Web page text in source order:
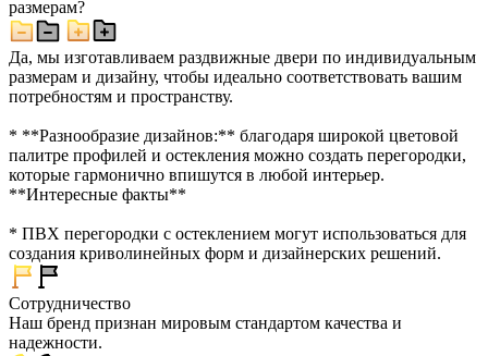
размерам?
Да, мы изготавливаем раздвижные двери по индивидуальным
размерам и дизайну, чтобы идеально соответствовать вашим
потребностям и пространству.
* **Разнообразие дизайнов:** благодаря широкой цветовой
палитре профилей и остекления можно создать перегородки,
которые гармонично впишутся в любой интерьер.
**Интересные факты**
* ПВХ перегородки с остеклением могут использоваться для
создания криволинейных форм и дизайнерских решений.
Сотрудничество
Наш бренд признан мировым стандартом качества и
надежности.